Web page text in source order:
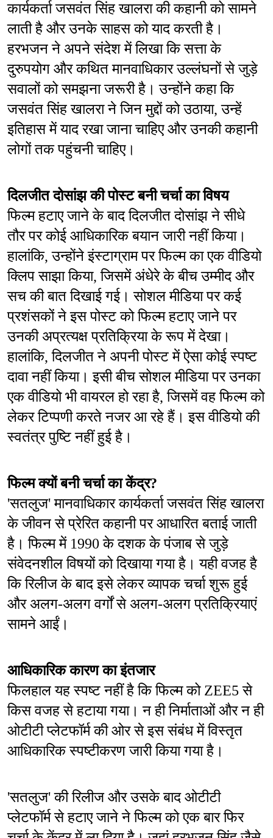
कार्यकर्ता जसवंत सिंह खालरा की कहानी को सामने
लाती है और उनके साहस को याद करती है।
हरभजन ने अपने संदेश में लिखा कि सत्ता के
दुरुपयोग और कथित मानवाधिकार उल्लंघनों से जुड़े
सवालों को समझना जरूरी है। उन्होंने कहा कि
जसवंत सिंह खालरा ने जिन मुद्दों को उठाया, उन्हें
इतिहास में याद रखा जाना चाहिए और उनकी कहानी
लोगों तक पहुंचनी चाहिए।
दिलजीत दोसांझ की पोस्ट बनी चर्चा का विषय
फिल्म हटाए जाने के बाद दिलजीत दोसांझ ने सीधे
तौर पर कोई आधिकारिक बयान जारी नहीं किया।
हालांकि, उन्होंने इंस्टाग्राम पर फिल्म का एक वीडियो
क्लिप साझा किया, जिसमें अंधेरे के बीच उम्मीद और
सच की बात दिखाई गई। सोशल मीडिया पर कई
प्रशंसकों ने इस पोस्ट को फिल्म हटाए जाने पर
उनकी अप्रत्यक्ष प्रतिक्रिया के रूप में देखा।
हालांकि, दिलजीत ने अपनी पोस्ट में ऐसा कोई स्पष्ट
दावा नहीं किया। इसी बीच सोशल मीडिया पर उनका
एक वीडियो भी वायरल हो रहा है, जिसमें वह फिल्म को
लेकर टिप्पणी करते नजर आ रहे हैं। इस वीडियो की
स्वतंत्र पुष्टि नहीं हुई है।
फिल्म क्यों बनी चर्चा का केंद्र?
'सतलुज' मानवाधिकार कार्यकर्ता जसवंत सिंह खालरा
के जीवन से प्रेरित कहानी पर आधारित बताई जाती
है। फिल्म में 1990 के दशक के पंजाब से जुड़े
संवेदनशील विषयों को दिखाया गया है। यही वजह है
कि रिलीज के बाद इसे लेकर व्यापक चर्चा शुरू हुई
और अलग-अलग वर्गों से अलग-अलग प्रतिक्रियाएं
सामने आईं।
आधिकारिक कारण का इंतजार
फिलहाल यह स्पष्ट नहीं है कि फिल्म को ZEE5 से
किस वजह से हटाया गया। न ही निर्माताओं और न ही
ओटीटी प्लेटफॉर्म की ओर से इस संबंध में विस्तृत
आधिकारिक स्पष्टीकरण जारी किया गया है।
'सतलुज' की रिलीज और उसके बाद ओटीटी
प्लेटफॉर्म से हटाए जाने ने फिल्म को एक बार फिर